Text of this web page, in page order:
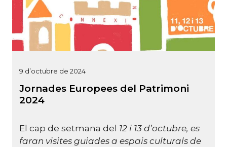
9 d’octubre de 2024
Jornades Europees del Patrimoni
2024
El cap de setmana del 12 i 13 d’octubre, es
faran visites guiades a espais culturals de